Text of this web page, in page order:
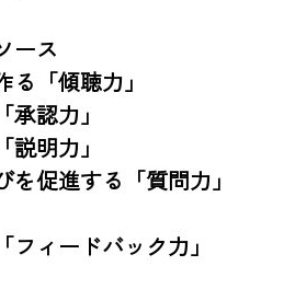
ース
る「傾聴力」
承認力」
明力」
促進する「質問力」
ィードバック力」